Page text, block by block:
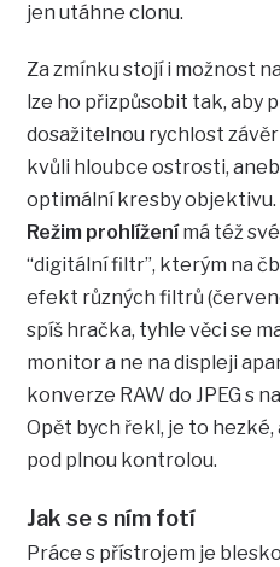
jen utáhne clonu.
Za zmínku stojí i možnost
lze ho přizpůsobit tak, aby
dosažitelnou rychlost
kvůli hloubce ostrosti,
optimální kresby objektivu.
Režim prohlíženímá též
“digitální filtr”, kterým na
efekt různých filtrů
spíš hračka, tyhle věci se
monitor a ne na displeji
konverze RAW do JPEG s
Opět bych řekl, je to hezké,
pod plnou kontrolou.
Jak se s ním fotí
Práce s přístrojem je